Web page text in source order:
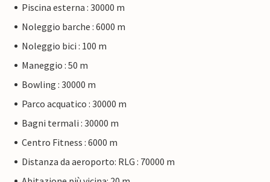
Piscina esterna : 30000 m
Noleggio barche : 6000 m
Noleggio bici : 100 m
Maneggio : 50 m
Bowling : 30000 m
Parco acquatico : 30000 m
Bagni termali : 30000 m
Centro Fitness : 6000 m
Distanza da aeroporto: RLG : 70000 m